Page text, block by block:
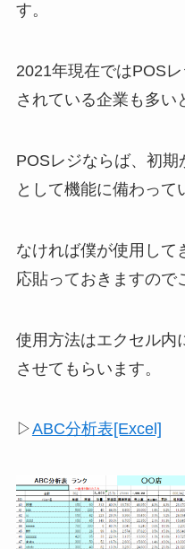
す。
2021年現在ではPOS
されている企業も多い
POSレジならば、初
として機能に備わって
なければ僕が使用して
応貼っておきますので
使用方法はエクセル内
させてもらいます。
▷ABC分析表[Excel]